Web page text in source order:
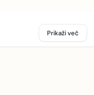
Prikaži več